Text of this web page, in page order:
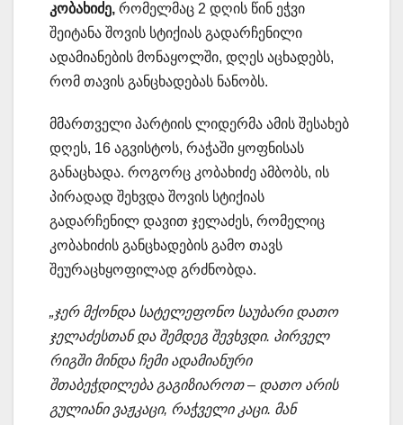
კობახიძე, რომელმაც 2 დღის წინ ეჭვი
შეიტანა შოვის სტიქიას გადარჩენილი
ადამიანების მონაყოლში, დღეს აცხადებს,
რომ თავის განცხადებას ნანობს.
მმართველი პარტიის ლიდერმა ამის შესახებ
დღეს, 16 აგვისტოს, რაჭაში ყოფნისას
განაცხადა. როგორც კობახიძე ამბობს, ის
პირადად შეხვდა შოვის სტიქიას
გადარჩენილ დავით ჯელაძეს, რომელიც
კობახიძის განცხადების გამო თავს
შეურაცხყოფილად გრძნობდა.
„ჯერ მქონდა სატელეფონო საუბარი დათო
ჯელაძესთან და შემდეგ შევხვდი. პირველ
რიგში მინდა ჩემი ადამიანური
შთაბეჭდილება გაგიზიაროთ – დათო არის
გულიანი ვაჟკაცი, რაჭველი კაცი. მან